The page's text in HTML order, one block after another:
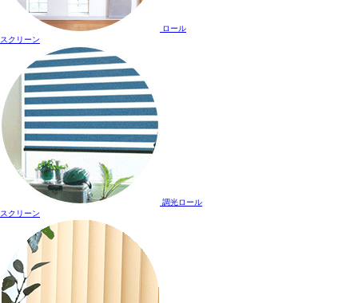
ロール
スクリーン
調光ロール
スクリーン